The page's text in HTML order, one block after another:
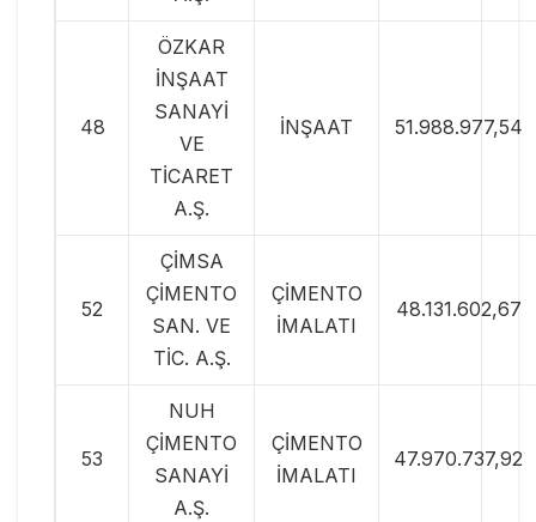
48
ÖZKAR
İNŞAAT
SANAYİ
VE
TİCARET
A.Ş.
İNŞAAT 51.988.977,54
52
ÇİMSA
ÇİMENTO
SAN. VE
TİC. A.Ş.
ÇİMENTO
İMALATI
48.131.602,67
53
NUH
ÇİMENTO
SANAYİ
A.Ş.
ÇİMENTO
İMALATI
47.970.737,92